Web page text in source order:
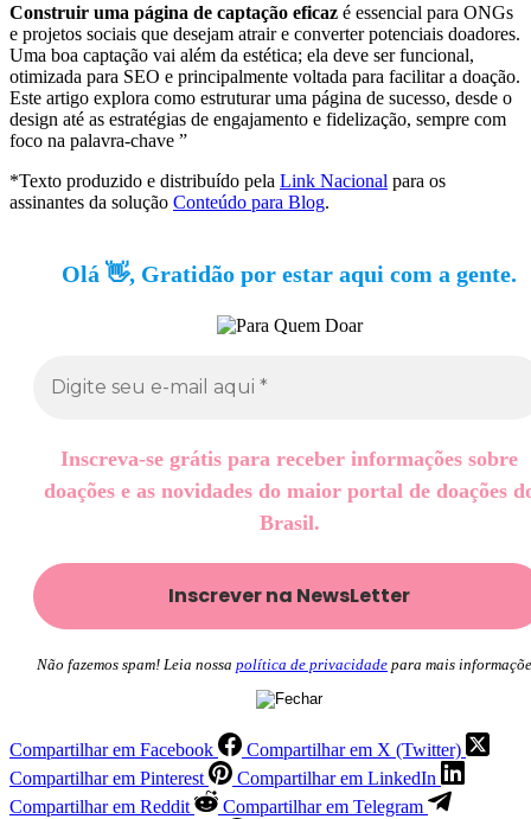
Construir uma página de captação eficaz é essencial para ONGs
e projetos sociais que desejam atrair e converter potenciais doadores.
Uma boa captação vai além da estética; ela deve ser funcional,
otimizada para SEO e principalmente voltada para facilitar a doação.
Este artigo explora como estruturar uma página de sucesso, desde o
design até as estratégias de engajamento e fidelização, sempre com
foco na palavra-chave ”
*Texto produzido e distribuído pela Link Nacional para os
assinantes da solução Conteúdo para Blog.
Olá 👋, Gratidão por estar aqui com a gente.
Inscreva-se grátis para receber informações sobre
doações e as novidades do maior portal de doações
Brasil.
Não fazemos spam! Leia nossa política de privacidade para mais
Compartilhar em Facebook
Compartilhar em X (Twitter)
Compartilhar em Pinterest
Compartilhar em LinkedIn
Compartilhar em Reddit
Compartilhar em Telegram